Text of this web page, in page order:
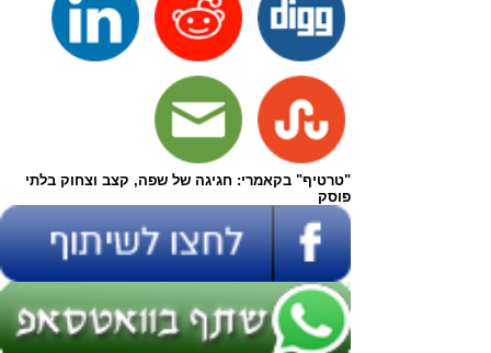
"טרטיף" בקאמרי: חגיגה של שפה, קצב וצחוק בלתי
פוסק